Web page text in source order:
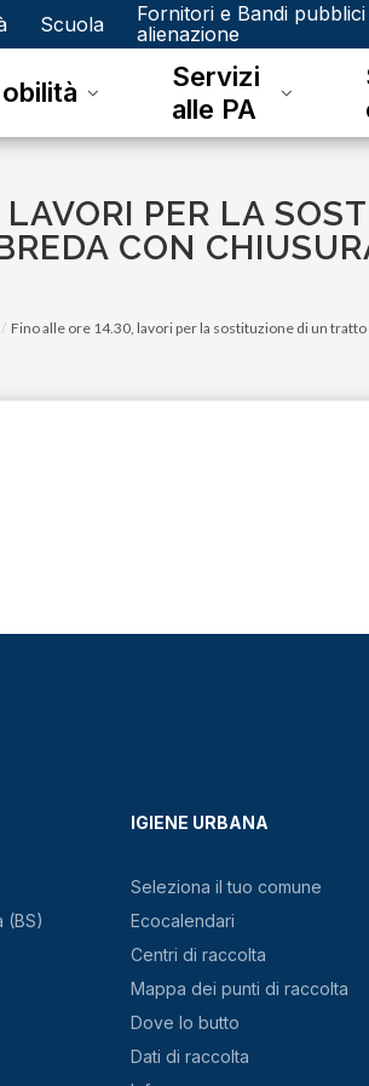
Scuola
Fornitori e Bandi pubblici
alienazione
Servizi
alle PA
PER LA
CON
Fino alle ore 14.30, lavori per la sostituzione di un
(BS)
IGIENE URBANA
Seleziona il tuo comune
Ecocalendari
Centri di raccolta
Mappa dei punti di raccolta
Dove lo butto
Dati di raccolta